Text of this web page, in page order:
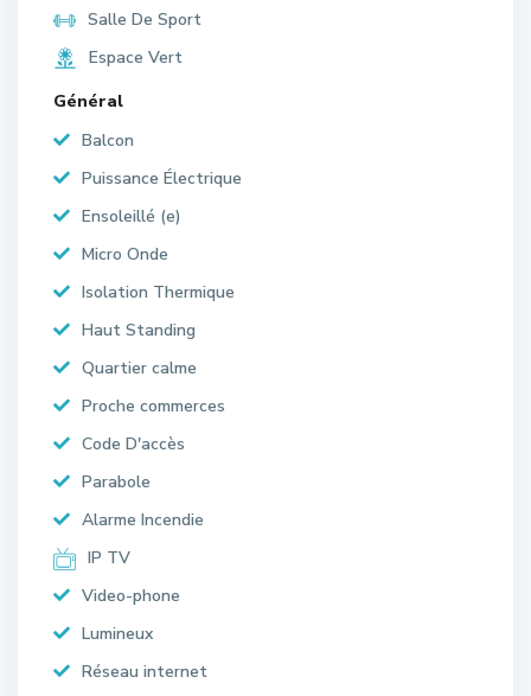
Salle De Sport
Espace Vert
Général
Balcon
Puissance Électrique
Ensoleillé (e)
Micro Onde
Isolation Thermique
Haut Standing
Quartier calme
Proche commerces
Code D'accès
Parabole
Alarme Incendie
IP TV
Video-phone
Lumineux
Réseau internet